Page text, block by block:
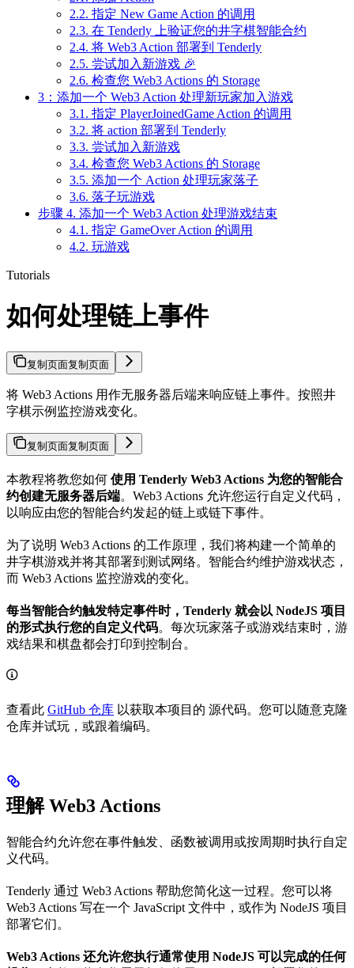
2.2. 指定 New Game Action 的调用
2.3. 在 Tenderly 上验证您的井字棋智能合约
2.4. 将 Web3 Action 部署到 Tenderly
2.5. 尝试加入新游戏 🎉
2.6. 检查您 Web3 Actions 的 Storage
3：添加一个 Web3 Action 处理新玩家加入游戏
3.1. 指定 PlayerJoinedGame Action 的调用
3.2. 将 action 部署到 Tenderly
3.3. 尝试加入新游戏
3.4. 检查您 Web3 Actions 的 Storage
3.5. 添加一个 Action 处理玩家落子
3.6. 落子玩游戏
步骤 4. 添加一个 Web3 Action 处理游戏结束
4.1. 指定 GameOver Action 的调用
4.2. 玩游戏
Tutorials
如何处理链上事件
复制页面复制页面
将 Web3 Actions 用作无服务器后端来响应链上事件。按照井
字棋示例监控游戏变化。
复制页面复制页面
本教程将教您如何 使用 Tenderly Web3 Actions 为您的智能合
约创建无服务器后端。Web3 Actions 允许您运行自定义代码，
以响应由您的智能合约发起的链上或链下事件。
为了说明 Web3 Actions 的工作原理，我们将构建一个简单的
井字棋游戏并将其部署到测试网络。智能合约维护游戏状态，
而 Web3 Actions 监控游戏的变化。
每当智能合约触发特定事件时，Tenderly 就会以 NodeJS 项目
的形式执行您的自定义代码。每次玩家落子或游戏结束时，游
戏结果和棋盘都会打印到控制台。
查看此 GitHub 仓库 以获取本项目的 源代码。您可以随意克隆
仓库并试玩，或跟着编码。
理解 Web3 Actions
智能合约允许您在事件触发、函数被调用或按周期时执行自定
义代码。
Tenderly 通过 Web3 Actions 帮助您简化这一过程。您可以将
Web3 Actions 写在一个 JavaScript 文件中，或作为 NodeJS 项目
部署它们。
Web3 Actions 还允许您执行通常使用 NodeJS 可以完成的任何